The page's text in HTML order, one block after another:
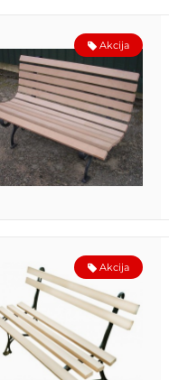
Akcija
Akcija